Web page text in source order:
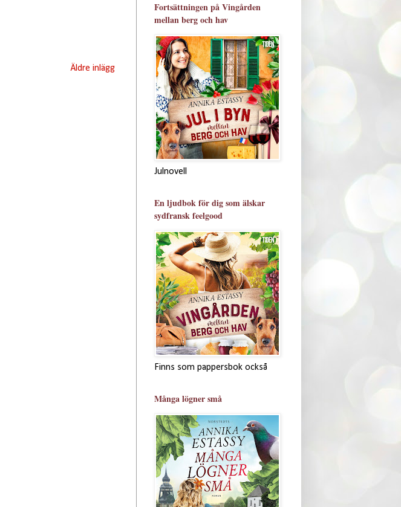
Äldre inlägg
Fortsättningen på Vingården
mellan berg och hav
Julnovell
En ljudbok för dig som älskar
sydfransk feelgood
Finns som pappersbok också
Många lögner små